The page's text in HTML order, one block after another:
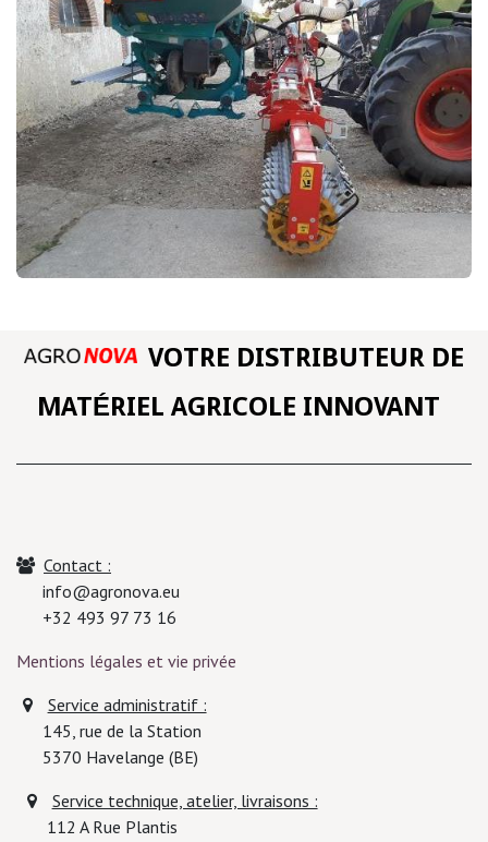
VOTRE DISTRIBUTEUR DE
MATÉRIEL AGRICOLE INNOVANT
Contact :
info@agronova.eu
+32 493 97 73 16
Mentions légales et vie privée
Service administratif :
145, rue de la Station
5370 Havelange (BE)
Service technique, atelier, livraisons :
112 A Rue Plantis